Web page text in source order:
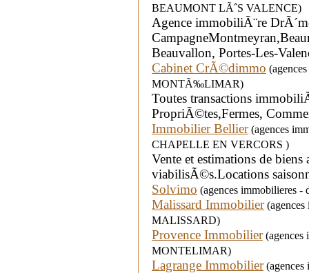
BEAUMONT LÃˆS VALENCE)
Agence immobiliÃ¨re
Beauvallon, Portes-Les-
Cabinet CrÃ©dimmo
MONTÃ‰LIMAR)
Toutes transactions
PropriÃ©tes,Fermes,
Immobilier Bellier(agences
CHAPELLE EN VERCORS )
Vente et estimations de biens
viabilisÃ©s.Locations
Solvimo (agences immobilieres
Malissard Immobilier(agences
MALISSARD)
Provence Immobilier(agences
MONTELIMAR)
Lagrange Immobilier(agences